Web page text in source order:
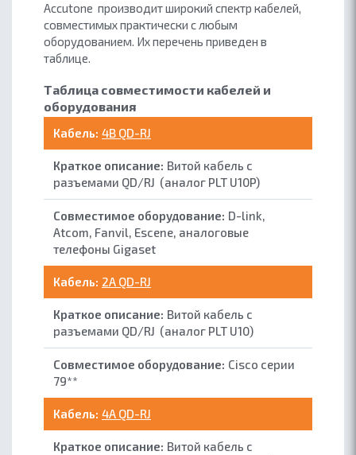
Accutone производит широкий спектр кабелей,
совместимых практически с любым
оборудованием. Их перечень приведен в
таблице.
Таблица совместимости кабелей и
оборудования
4B QD-RJ
Витой кабель с
разъемами QD/RJ (аналог PLT U10P)
D-link,
Atcom, Fanvil, Escene, аналоговые
телефоны Gigaset
2A QD-RJ
Витой кабель с
разъемами QD/RJ (аналог PLT U10)
Cisco серии
79**
4A QD-RJ
Витой кабель с